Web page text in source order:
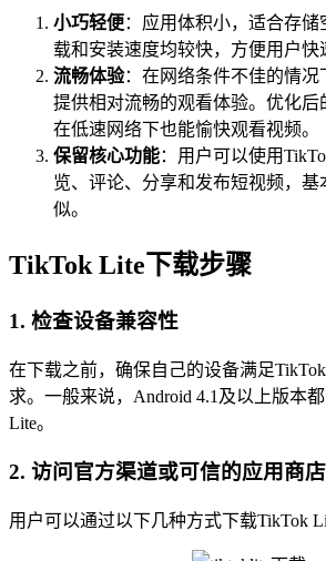
小巧轻便：应用体积小，适合存
载和安装速度均较快，方便用户快
流畅体验：在网络条件不佳的情况
提供相对流畅的观看体验。优化后
在低速网络下也能愉快观看视频。
保留核心功能：用户可以使用
览、评论、分享和发布短视频，基
似。
TikTok Lite下载步骤
1. 检查设备兼容性
在下载之前，确保自己的设备满足
求。一般来说，Android 4.1及以上版本
Lite。
2. 访问官方渠道或可信的应用商店
用户可以通过以下几种方式下载TikTok